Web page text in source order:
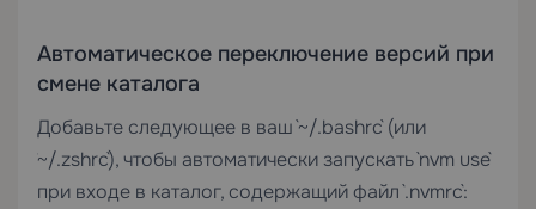
Автоматическое переключение версий при
смене каталога
Добавьте следующее в ваш `~/.bashrc` (или
`~/.zshrc`), чтобы автоматически запускать `nvm use`
при входе в каталог, содержащий файл `.nvmrc`: